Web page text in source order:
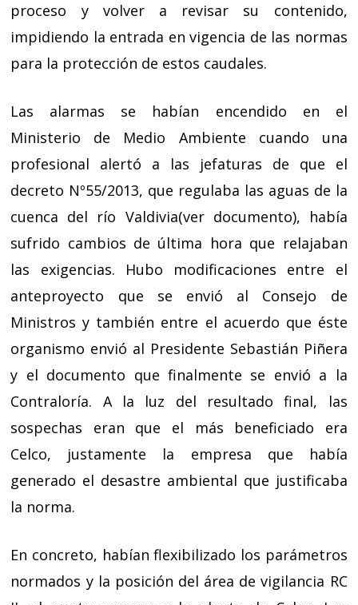
proceso y volver a revisar su contenido,
impidiendo la entrada en vigencia de las normas
para la protección de estos caudales.
Las alarmas se habían encendido en el
Ministerio de Medio Ambiente cuando una
profesional alertó a las jefaturas de que el
decreto Nº55/2013, que regulaba las aguas de la
cuenca del río Valdivia(ver documento), había
sufrido cambios de última hora que relajaban
las exigencias. Hubo modificaciones entre el
anteproyecto que se envió al Consejo de
Ministros y también entre el acuerdo que éste
organismo envió al Presidente Sebastián Piñera
y el documento que finalmente se envió a la
Contraloría. A la luz del resultado final, las
sospechas eran que el más beneficiado era
Celco, justamente la empresa que había
generado el desastre ambiental que justificaba
la norma.
En concreto, habían flexibilizado los parámetros
normados y la posición del área de vigilancia RC